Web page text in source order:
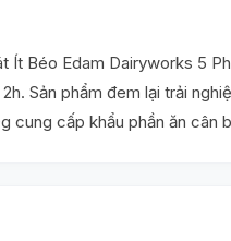
Ít Béo Edam Dairyworks 5
Sản phẩm đem lại trải
cấp khẩu phần ăn